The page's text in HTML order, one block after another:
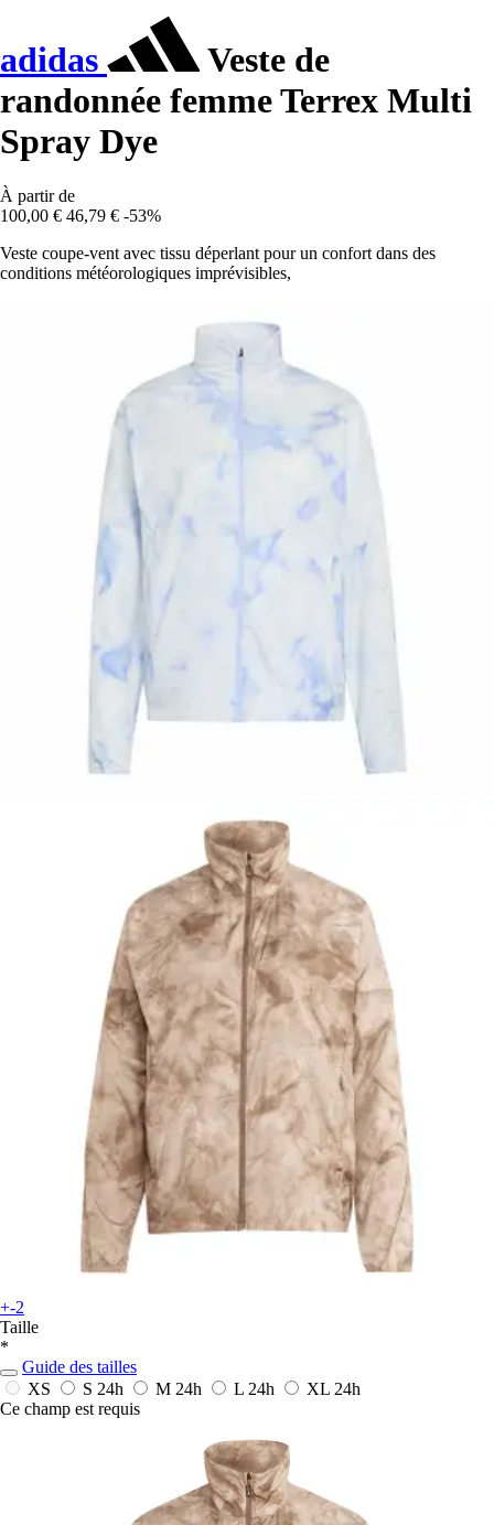
adidas
Veste de
randonnée femme Terrex Multi
Spray Dye
À partir de
100,00 € 46,79 € -53%
Veste coupe-vent avec tissu déperlant pour un confort dans des
conditions météorologiques imprévisibles,
+-2
Taille
*
Guide des tailles
XS
S 24h M 24h L 24h XL 24h
Ce champ est requis